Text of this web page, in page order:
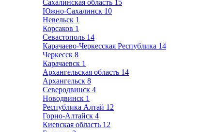
Сахалинская область 15
Южно-Сахалинск 10
Невельск 1
Корсаков 1
Севастополь 14
Карачаево-Черкесская Республика 14
Черкесск 8
Карачаевск 1
Архангельская область 14
Архангельск 8
Северодвинск 4
Новодвинск 1
Республика Алтай 12
Горно-Алтайск 4
Киевская область 12